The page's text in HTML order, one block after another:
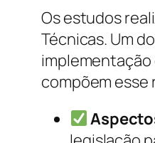
Os estudos
Técnicas. Um
implementação
compõem